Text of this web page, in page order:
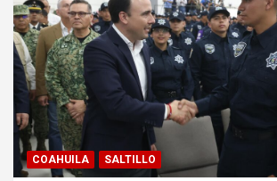
COAHUILA SALTILLO